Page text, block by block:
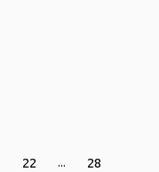
22 ... 28